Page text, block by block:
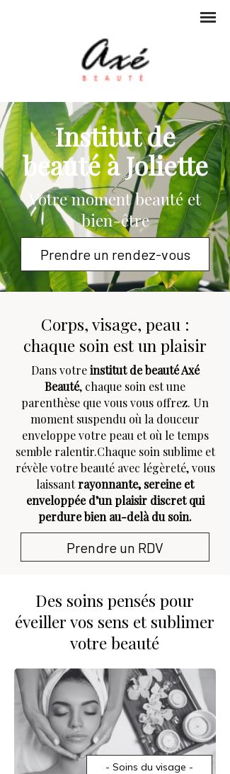
Institut de
beauté àJoliette
Votre moment beauté et
bien-être
Prendre un rendez-vous
Corps, visage, peau :
chaque soin est un plaisir
Dans votreinstitut de beauté Axé
Beauté, chaque soin est une
parenthèse que vous vous offrez. Un
moment suspendu où la douceur
enveloppe votre peau et où le temps
semble ralentir.Chaque soin sublime et
révèle votre beauté avec légèreté, vous
laissantrayonnante, sereine et
enveloppée d’un plaisir discret qui
perdure bien au-delà du soin.
Prendre un RDV
Des soins pensés pour
éveiller vos sens et sublimer
votre beauté
- Soins du visage -